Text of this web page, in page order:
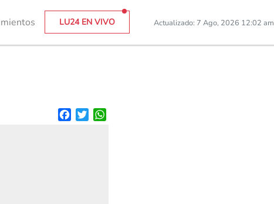
LU24 EN VIVO Actualizado: 7 Ago, 2026 12:02 am
FacebookTwitter